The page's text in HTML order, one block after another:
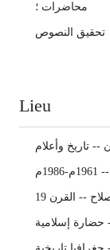
محاضرات‏ ؛
تحقيق النصوص
Lieu
-- تاريخ وأعلام
-- القرن 19
‏حضارة إسلامية